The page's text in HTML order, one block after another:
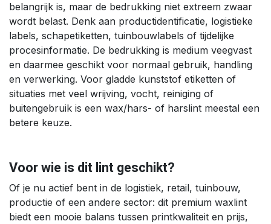
belangrijk is, maar de bedrukking niet extreem zwaar
wordt belast. Denk aan productidentificatie, logistieke
labels, schapetiketten, tuinbouwlabels of tijdelijke
procesinformatie. De bedrukking is medium veegvast
en daarmee geschikt voor normaal gebruik, handling
en verwerking. Voor gladde kunststof etiketten of
situaties met veel wrijving, vocht, reiniging of
buitengebruik is een wax/hars- of harslint meestal een
betere keuze.
Voor wie is dit lint geschikt?
Of je nu actief bent in de logistiek, retail, tuinbouw,
productie of een andere sector: dit premium waxlint
biedt een mooie balans tussen printkwaliteit en prijs,